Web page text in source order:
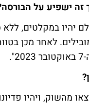
ישפיע על
יהיו במקלטים,
15% במדדים המובילים.
מהשוק, ויהיו